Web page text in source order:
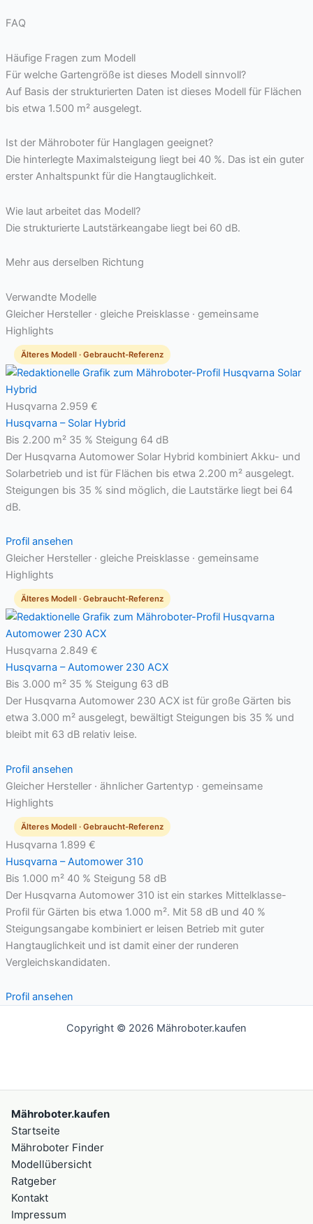
FAQ
Häufige Fragen zum Modell
Für welche Gartengröße ist dieses Modell sinnvoll?
Auf Basis der strukturierten Daten ist dieses Modell für Flächen
bis etwa 1.500 m² ausgelegt.
Ist der Mähroboter für Hanglagen geeignet?
Die hinterlegte Maximalsteigung liegt bei 40 %. Das ist ein guter
erster Anhaltspunkt für die Hangtauglichkeit.
Wie laut arbeitet das Modell?
Die strukturierte Lautstärkeangabe liegt bei 60 dB.
Mehr aus derselben Richtung
Verwandte Modelle
Gleicher Hersteller · gleiche Preisklasse · gemeinsame
Highlights
Älteres Modell · Gebraucht-Referenz
Husqvarna 2.959 €
Husqvarna – Solar Hybrid
Bis 2.200 m² 35 % Steigung 64 dB
Der Husqvarna Automower Solar Hybrid kombiniert Akku- und
Solarbetrieb und ist für Flächen bis etwa 2.200 m² ausgelegt.
Steigungen bis 35 % sind möglich, die Lautstärke liegt bei 64
dB.
Profil ansehen
Gleicher Hersteller · gleiche Preisklasse · gemeinsame
Highlights
Älteres Modell · Gebraucht-Referenz
Husqvarna 2.849 €
Husqvarna – Automower 230 ACX
Bis 3.000 m² 35 % Steigung 63 dB
Der Husqvarna Automower 230 ACX ist für große Gärten bis
etwa 3.000 m² ausgelegt, bewältigt Steigungen bis 35 % und
bleibt mit 63 dB relativ leise.
Profil ansehen
Gleicher Hersteller · ähnlicher Gartentyp · gemeinsame
Highlights
Älteres Modell · Gebraucht-Referenz
Husqvarna 1.899 €
Husqvarna – Automower 310
Bis 1.000 m² 40 % Steigung 58 dB
Der Husqvarna Automower 310 ist ein starkes Mittelklasse-
Profil für Gärten bis etwa 1.000 m². Mit 58 dB und 40 %
Steigungsangabe kombiniert er leisen Betrieb mit guter
Hangtauglichkeit und ist damit einer der runderen
Vergleichskandidaten.
Profil ansehen
Copyright © 2026 Mähroboter.kaufen
Mähroboter.kaufen
Startseite
Mähroboter Finder
Modellübersicht
Ratgeber
Kontakt
Impressum